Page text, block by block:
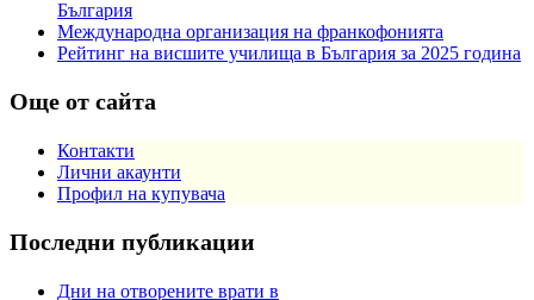
България
Международна организация на франкофонията
Рейтинг на висшите училища в България за 2025 година
Още от сайта
Контакти
Лични акаунти
Профил на купувача
Последни публикации
Дни на отворените врати в